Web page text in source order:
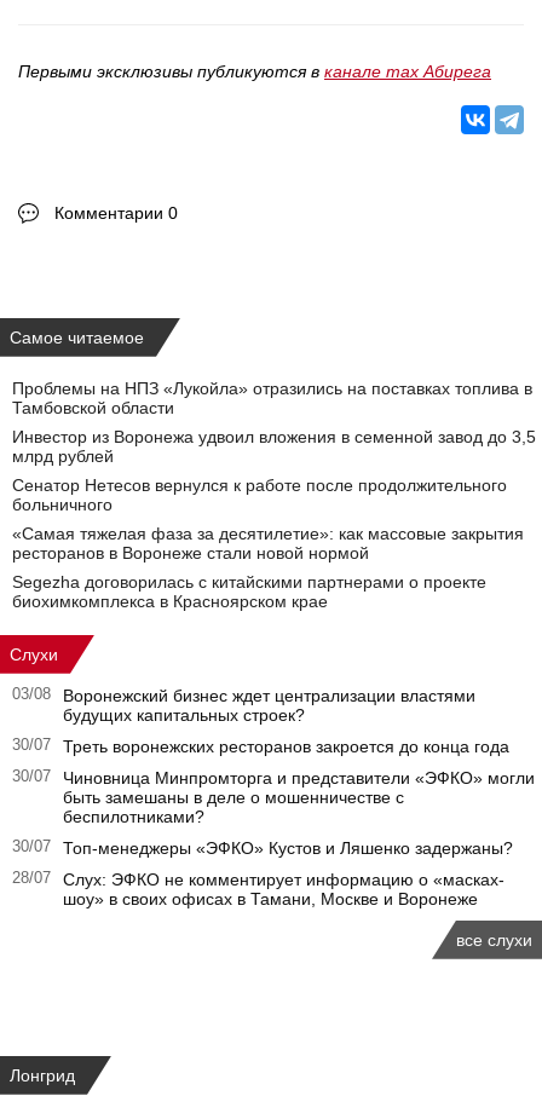
Первыми эксклюзивы публикуются в канале max Абирега
Комментарии 0
Самое читаемое
Проблемы на НПЗ «Лукойла» отразились на поставках топлива в
Тамбовской области
Инвестор из Воронежа удвоил вложения в семенной завод до 3,5
млрд рублей
Сенатор Нетесов вернулся к работе после продолжительного
больничного
«Самая тяжелая фаза за десятилетие»: как массовые закрытия
ресторанов в Воронеже стали новой нормой
Segezha договорилась с китайскими партнерами о проекте
биохимкомплекса в Красноярском крае
Слухи
03/08
Воронежский бизнес ждет централизации властями
будущих капитальных строек?
30/07 Треть воронежских ресторанов закроется до конца года
30/07
Чиновница Минпромторга и представители «ЭФКО» могли
быть замешаны в деле о мошенничестве с
беспилотниками?
30/07 Топ-менеджеры «ЭФКО» Кустов и Ляшенко задержаны?
28/07
Слух: ЭФКО не комментирует информацию о «масках-
шоу» в своих офисах в Тамани, Москве и Воронеже
все слухи
Лонгрид